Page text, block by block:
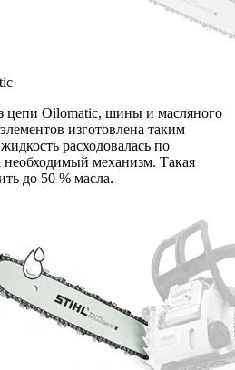
цепи Oilomatic, шины и масляного
изготовлена таким
расходовалась по
механизм. Такая
до 50 % масла.